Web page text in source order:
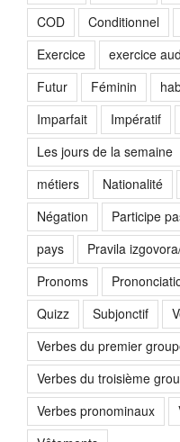
COD
Conditionnel
Exercice
exercice
Futur
Féminin
Imparfait
Impératif
Les jours de la semaine
métiers
Nationalité
Négation
Participe
pays
Pravila
Pronoms
Quizz
Subjonctif
Verbes du premier
Verbes du troisième
Verbes pronominaux